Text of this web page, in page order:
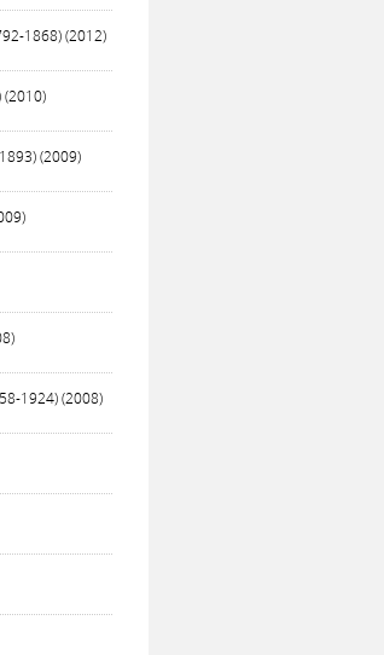
1868) (2012)
(2010)
(2009)
1924) (2008)